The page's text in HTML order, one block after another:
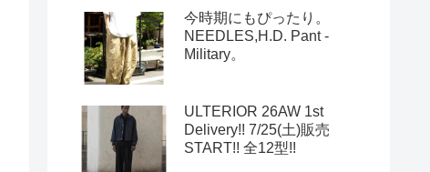
今時期にもぴったり。
NEEDLES,H.D. Pant -
Military。
ULTERIOR 26AW 1st
Delivery!! 7/25(土)販売
START!! 全12型!!